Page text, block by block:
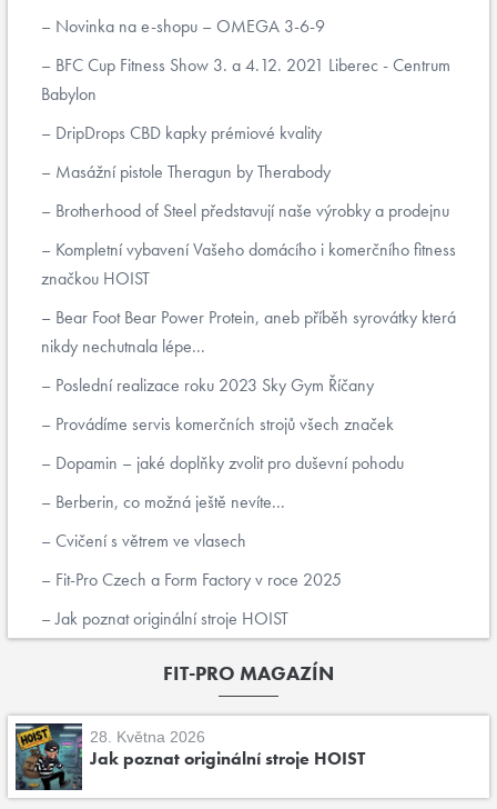
Novinka na e-shopu – OMEGA 3-6-9
BFC Cup Fitness Show 3. a 4.12. 2021 Liberec - Centrum
Babylon
DripDrops CBD kapky prémiové kvality
Masážní pistole Theragun by Therabody
Brotherhood of Steel představují naše výrobky a prodejnu
Kompletní vybavení Vašeho domácího i komerčního fitness
značkou HOIST
Bear Foot Bear Power Protein, aneb příběh syrovátky která
nikdy nechutnala lépe...
Poslední realizace roku 2023 Sky Gym Říčany
Provádíme servis komerčních strojů všech značek
Dopamin – jaké doplňky zvolit pro duševní pohodu
Berberin, co možná ještě nevíte...
Cvičení s větrem ve vlasech
Fit-Pro Czech a Form Factory v roce 2025
Jak poznat originální stroje HOIST
FIT-PRO MAGAZÍN
28. Května 2026
Jak poznat originální stroje HOIST